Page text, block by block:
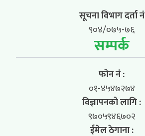
सूचना विभाग दर्ता नं
९०४/०७५-७६
सम्पर्क
फोन नं :
०१-४५४७२७४
विज्ञापनको लागि :
९७०५९४६७०२
ईमेल ठेगाना :